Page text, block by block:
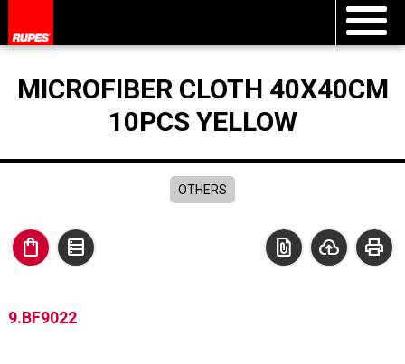
MICROFIBER CLOTH 40X40CM
10PCS YELLOW
OTHERS
shopping_bag data_table print
cloud_upload
file_present
9.BF9022